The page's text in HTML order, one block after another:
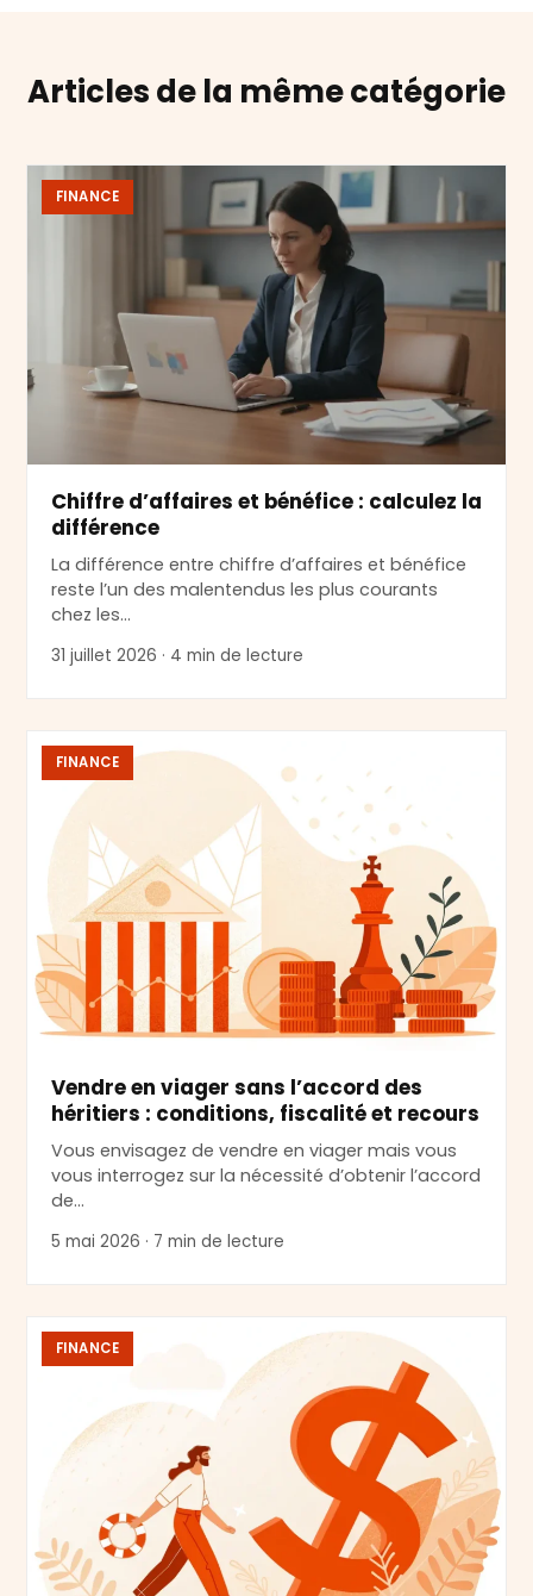
Articles de la même catégorie
FINANCE
Chiffre d’affaires et bénéfice : calculez la
différence
La différence entre chiffre d’affaires et bénéfice
reste l’un des malentendus les plus courants
chez les…
31 juillet 2026 · 4 min de lecture
FINANCE
Vendre en viager sans l’accord des
héritiers : conditions, fiscalité et recours
Vous envisagez de vendre en viager mais vous
vous interrogez sur la nécessité d’obtenir l’accord
de…
5 mai 2026 · 7 min de lecture
FINANCE